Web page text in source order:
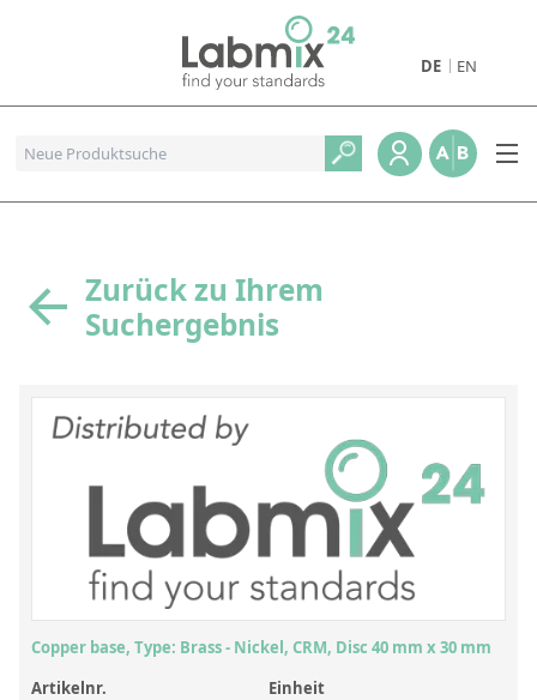
DE EN
Referenzstandards für die Industrie und Geologie
Referenzstandards für die Umweltanalytik
Referenzstandards für physikalische Eigenschaften
Organische Referenzstandards
Anorganische Referenzstandards
Laborvergleichsuntersuchungen (LVU/PT)
Laborbedarf und Verbrauchsmaterialien
Zurück zu Ihrem
Suchergebnis
Copper base, Type: Brass - Nickel, CRM, Disc 40 mm x 30 mm
Artikelnr.
Einheit